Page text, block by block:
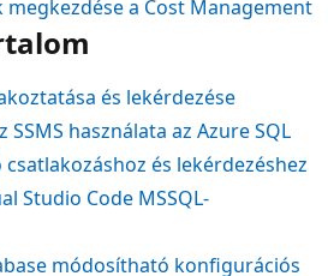
megkezdése a Cost Management
és lekérdezése
használata az Azure SQL
csatlakozáshoz és lekérdezéshez
Studio Code MSSQL-
módosítható konfigurációs